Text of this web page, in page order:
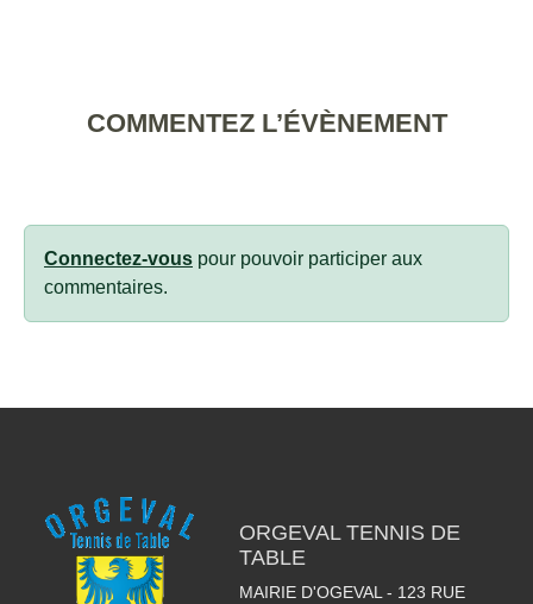
COMMENTEZ L’ÉVÈNEMENT
Connectez-vous pour pouvoir participer aux
commentaires.
ORGEVAL TENNIS DE
TABLE
MAIRIE D'OGEVAL - 123 RUE